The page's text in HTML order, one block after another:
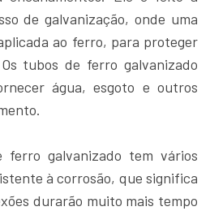
de galvanização, onde uma
ao ferro, para proteger
tubos de ferro galvanizado
água, esgoto e outros
galvanizado tem vários
à corrosão, que significa
durarão muito mais tempo